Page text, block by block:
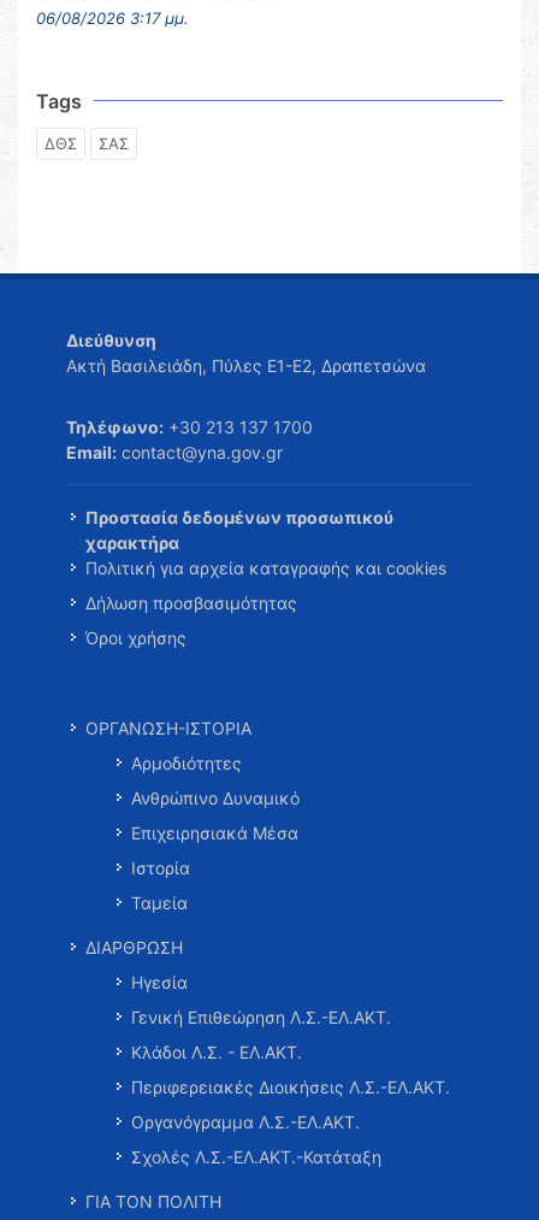
06/08/2026 3:17 μμ.
Tags
ΔΘΣ ΣΑΣ
Διεύθυνση
Ακτή Βασιλειάδη, Πύλες Ε1-Ε2, Δραπετσώνα
Τηλέφωνο: +30 213 137 1700
Email: contact@yna.gov.gr
Προστασία δεδομένων προσωπικού
χαρακτήρα
Πολιτική για αρχεία καταγραφής και cookies
Δήλωση προσβασιμότητας
Όροι χρήσης
ΟΡΓΑΝΩΣΗ-ΙΣΤΟΡΙΑ
Αρμοδιότητες
Ανθρώπινο Δυναμικό
Επιχειρησιακά Μέσα
Ιστορία
Ταμεία
ΔΙΑΡΘΡΩΣΗ
Ηγεσία
Γενική Επιθεώρηση Λ.Σ.-ΕΛ.ΑΚΤ.
Κλάδοι Λ.Σ. - ΕΛ.ΑΚΤ.
Περιφερειακές Διοικήσεις Λ.Σ.-ΕΛ.ΑΚΤ.
Οργανόγραμμα Λ.Σ.-ΕΛ.ΑΚΤ.
Σχολές Λ.Σ.-ΕΛ.ΑΚΤ.-Κατάταξη
ΓΙΑ ΤΟΝ ΠΟΛΙΤΗ